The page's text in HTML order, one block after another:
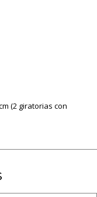
(2 giratorias con